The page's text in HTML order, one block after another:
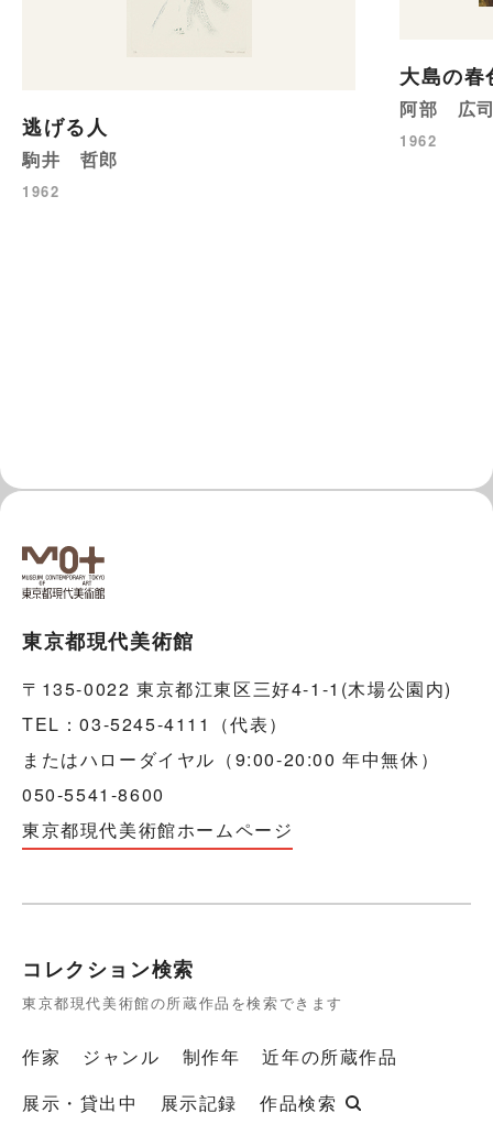
逃げる人
駒井 哲郎
1962
大島の春
阿部 広
1962
東京都現代美術館
〒135-0022 東京都江東区三好4-1-1(木場公園内)
TEL：03-5245-4111（代表）
またはハローダイヤル（9:00-20:00 年中無休）
050-5541-8600
東京都現代美術館ホームページ
コレクション検索
東京都現代美術館の所蔵作品を検索できます
作家 ジャンル 制作年
近年の所蔵作品
展示・貸出中
展示記録 作品検索